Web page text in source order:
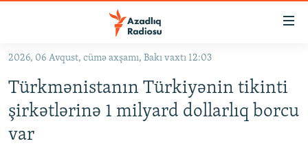
Əsas
qayıt
Əsas
naviqasiyaya
qayıt
KORRUPSIOMETR
2026, 06 Avqust, cümə axşamı, Bakı vaxtı 12:03
Türkmənistanın Türkiyənin tikinti
şirkətlərinə 1 milyard dollarlıq borcu
var